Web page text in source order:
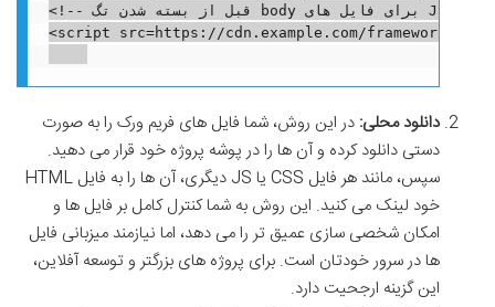
<!-- قبل از بسته شدن تگ body برای فایل های JS -->
<script src=https://cdn.example.com/framework/
دانلود محلی: در این روش، شما فایل های فریم ورک را به صورت
دستی دانلود کرده و آن ها را در پوشه پروژه خود قرار می دهید.
سپس، مانند هر فایل CSS یا JS دیگری، آن ها را به فایل HTML
خود لینک می کنید. این روش به شما کنترل کامل بر فایل ها و
امکان شخصی سازی عمیق تر را می دهد، اما نیازمند میزبانی فایل
ها در سرور خودتان است. برای پروژه های بزرگتر و توسعه آفلاین،
این گزینه ارجحیت دارد.